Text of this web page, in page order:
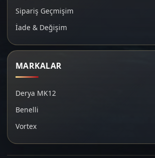
Sipariş Geçmişim
İade & Değişim
MARKALAR
Derya MK12
Benelli
Vortex